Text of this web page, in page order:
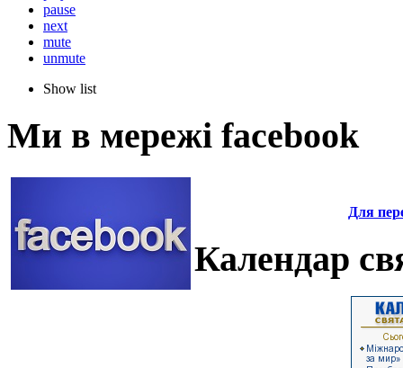
pause
next
mute
unmute
Show list
Ми в мережі facebook
Для
Календар